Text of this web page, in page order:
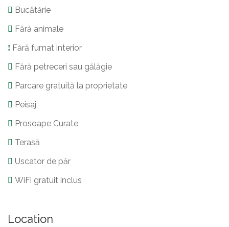
Bucătărie
Fără animale
Fără fumat interior
Fără petreceri sau gălăgie
Parcare gratuită la proprietate
Peisaj
Prosoape Curate
Terasă
Uscator de păr
WiFi gratuit inclus
Location